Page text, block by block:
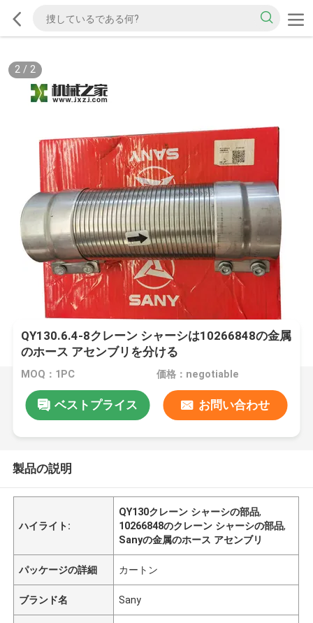
2/ 2
QY130.6.4-8クレーン シャーシは10266848の金属
のホース アセンブリを分ける
MOQ：1PC 価格：negotiable
ベストプライス お問い合わせ
製品の説明
ハイライト:
QY130クレーン シャーシの部品,
10266848のクレーン シャーシの部品,
Sanyの金属のホース アセンブリ
パッケージの詳細 カートン
ブランド名 Sany